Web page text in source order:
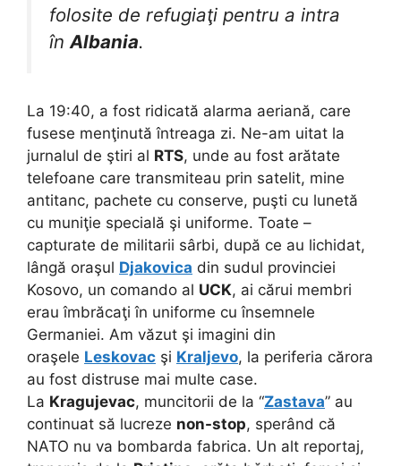
folosite de refugiaţi pentru a intra
în Albania.
La 19:40, a fost ridicată alarma aeriană, care
fusese menţinută întreaga zi. Ne-am uitat la
jurnalul de ştiri al RTS, unde au fost arătate
telefoane care transmiteau prin satelit, mine
antitanc, pachete cu conserve, puşti cu lunetă
cu muniţie specială şi uniforme. Toate –
capturate de militarii sârbi, după ce au lichidat,
lângă oraşul Djakovica din sudul provinciei
Kosovo, un comando al UCK, ai cărui membri
erau îmbrăcaţi în uniforme cu însemnele
Germaniei. Am văzut şi imagini din
oraşele Leskovac şi Kraljevo, la periferia cărora
au fost distruse mai multe case.
La Kragujevac, muncitorii de la “Zastava” au
continuat să lucreze non-stop, sperând că
NATO nu va bombarda fabrica. Un alt reportaj,